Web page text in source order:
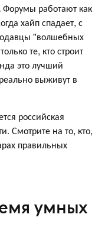
Форумы работают как
хайп спадает, с
"волшебных
те, кто строит
это лучший
выживут в
российская
Смотрите на то, кто,
правильных
умных